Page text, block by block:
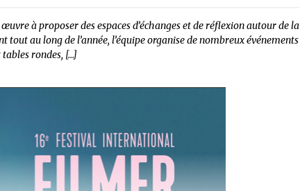
à proposer des espaces d’échanges et de réflexion autour de la
au long de l’année, l’équipe organise de nombreux événements
rondes, […]